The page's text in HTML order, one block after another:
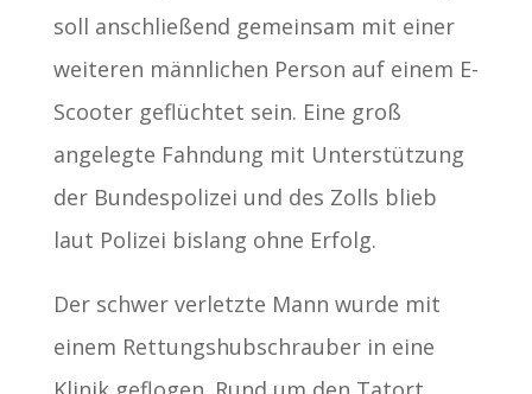
soll anschließend gemeinsam mit einer
weiteren männlichen Person auf einem E-
Scooter geflüchtet sein. Eine groß
angelegte Fahndung mit Unterstützung
der Bundespolizei und des Zolls blieb
laut Polizei bislang ohne Erfolg.
Der schwer verletzte Mann wurde mit
einem Rettungshubschrauber in eine